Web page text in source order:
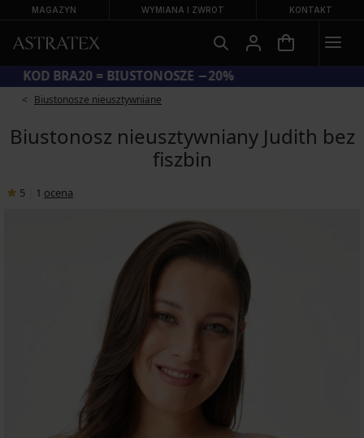
MAGAZYN WYMIANA I ZWROT KONTAKT
KOD BRA20 = BIUSTONOSZE −20%
Biustonosze nieusztywniane
Biustonosz nieusztywniany Judith bez
fiszbin
5 1 ocena